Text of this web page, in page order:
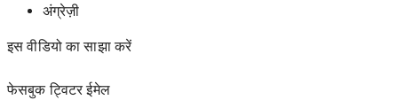
अंग्रेज़ी
इस वीडियो का साझा करें
फेसबुक ट्विटर ईमेल